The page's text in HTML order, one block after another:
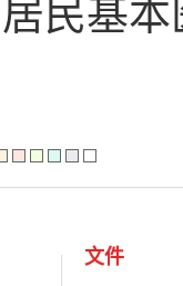
民基
文件